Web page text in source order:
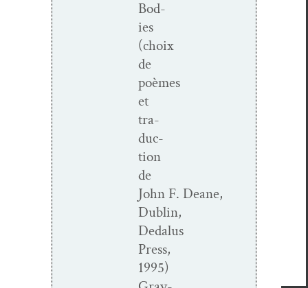
Bod­
ies
(choix
de
poèmes
et
tra­
duc­
tion
de
John F. Deane,
Dublin,
Dedalus
Press,
1995)